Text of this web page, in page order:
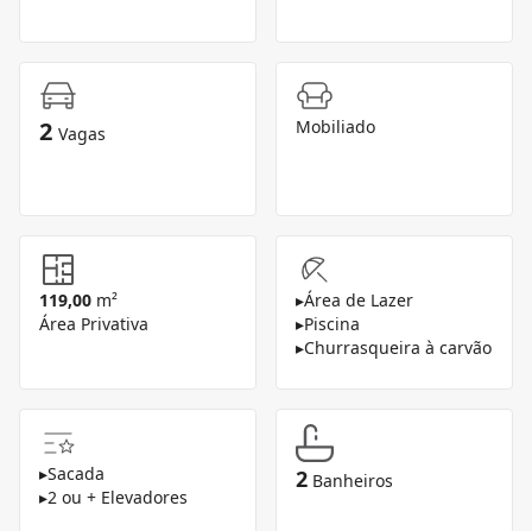
2 Vagas Mobiliado
119,00 m²
Área Privativa
▸Área de Lazer
▸Piscina
▸Churrasqueira à carvão
▸Sacada
▸2 ou + Elevadores
2 Banheiros